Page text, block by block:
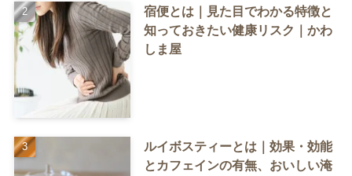
宿便とは｜見た目でわかる特徴と
知っておきたい健康リスク｜かわ
しま屋
ルイボスティーとは｜効果・効能
とカフェインの有無、おいしい淹